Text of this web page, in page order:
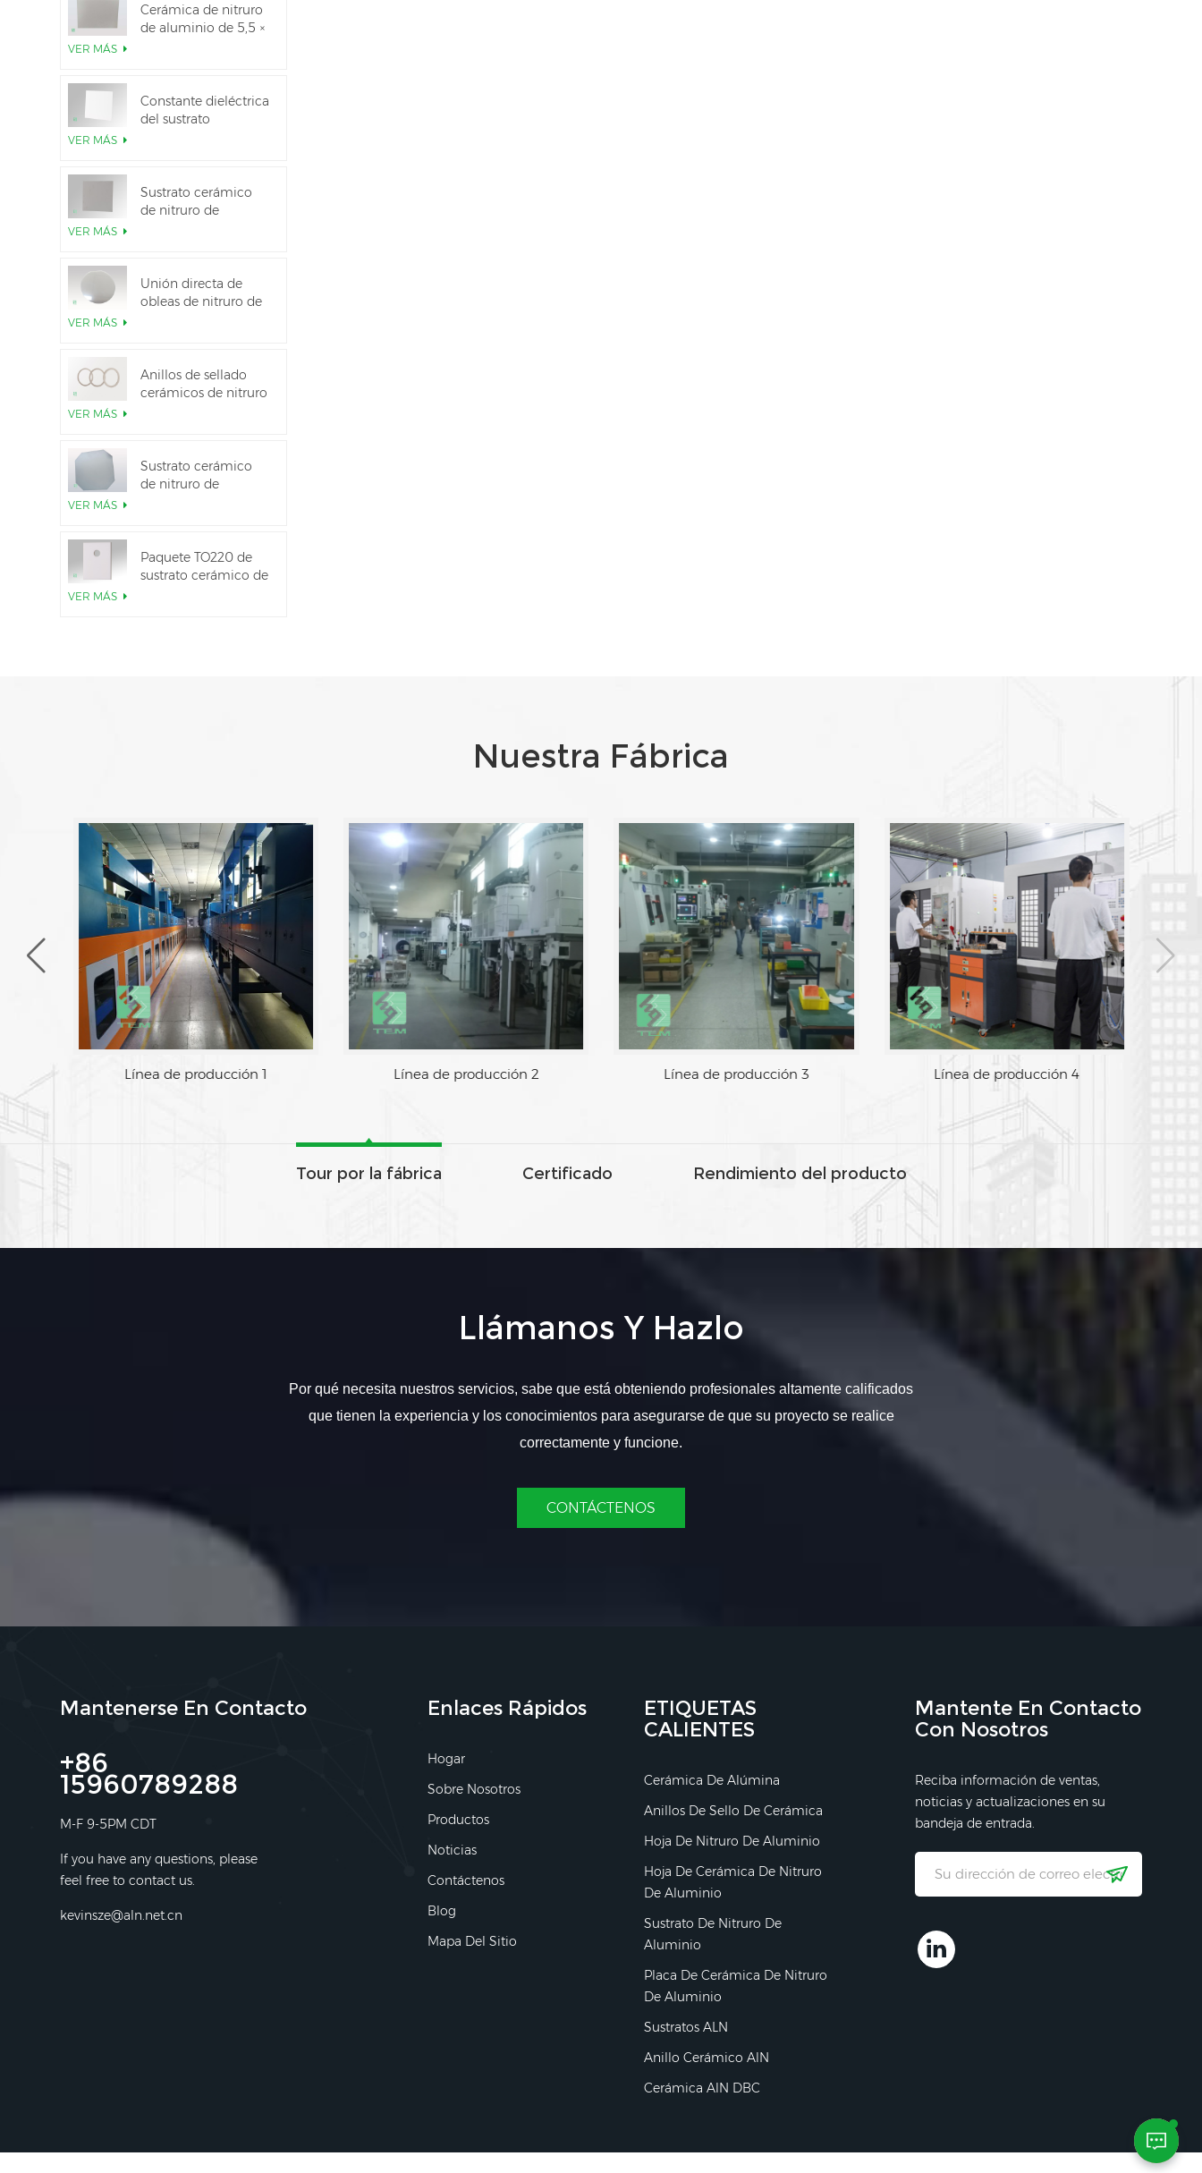
Cerámica de nitruro
de aluminio de 5,5 ×
VER MÁS
Constante dieléctrica
del sustrato
VER MÁS
Sustrato cerámico
de nitruro de
VER MÁS
Unión directa de
obleas de nitruro de
VER MÁS
Anillos de sellado
cerámicos de nitruro
VER MÁS
Sustrato cerámico
de nitruro de
VER MÁS
Paquete TO220 de
sustrato cerámico de
VER MÁS
Nuestra Fábrica
fabrica Línea de producción 1 Línea de producción 2 Línea de producción 3 Línea de producción 4
Tour por la fábrica Certificado Rendimiento del producto
Llámanos Y Hazlo
Por qué necesita nuestros servicios, sabe que está obteniendo profesionales altamente calificados
que tienen la experiencia y los conocimientos para asegurarse de que su proyecto se realice
correctamente y funcione.
CONTÁCTENOS
Mantenerse En Contacto
+86
15960789288
M-F 9-5PM CDT
If you have any questions, please
feel free to contact us.
kevinsze@aln.net.cn
Enlaces Rápidos
Hogar
Sobre Nosotros
Productos
Noticias
Contáctenos
Blog
Mapa Del Sitio
ETIQUETAS
CALIENTES
Cerámica De Alúmina
Anillos De Sello De Cerámica
Hoja De Nitruro De Aluminio
Hoja De Cerámica De Nitruro
De Aluminio
Sustrato De Nitruro De
Aluminio
Placa De Cerámica De Nitruro
De Aluminio
Sustratos ALN
Anillo Cerámico AlN
Cerámica AlN DBC
Mantente En Contacto
Con Nosotros
Reciba información de ventas,
noticias y actualizaciones en su
bandeja de entrada.